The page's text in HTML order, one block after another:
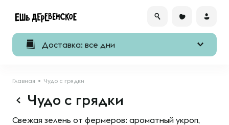
Доставка: все дни
Главная Чудо с грядки
Чудо с грядки
Свежая зелень от фермеров: ароматный укроп,